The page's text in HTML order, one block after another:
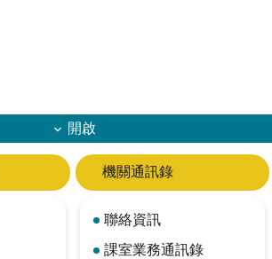
開啟
機關通訊錄
聯絡資訊
課室業務通訊錄